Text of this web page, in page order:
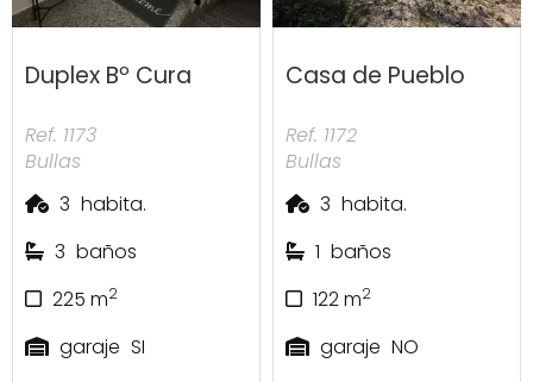
Duplex Bº Cura
Ref. 1173
Bullas
3 habita.
3 baños
225 m2
garaje SI
Casa de Pueblo
Ref. 1172
Bullas
3 habita.
1 baños
122m2
garaje NO